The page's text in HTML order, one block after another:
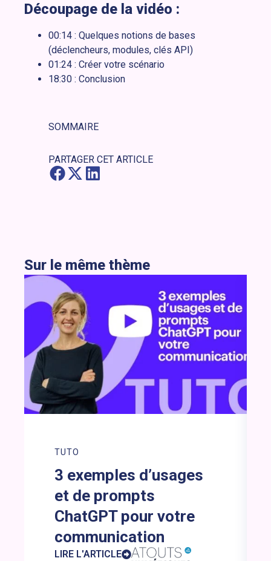
Découpage de la vidéo :
00:14 : Quelques notions de bases
(déclencheurs, modules, clés API)
01:24 : Créer votre scénario
18:30 : Conclusion
SOMMAIRE
PARTAGER CET ARTICLE
Sur le même thème
TUTO
3 exemples d’usages
et de prompts
ChatGPT pour votre
communication
LIRE L'ARTICLE